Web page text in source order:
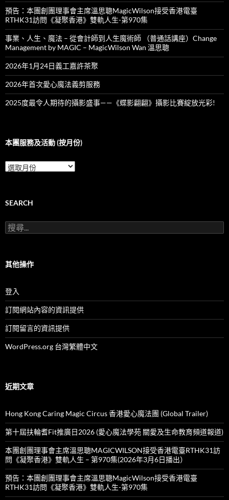
預告：本團創團理事會主席溫思聰MagicWilson接受香港電臺
RTHK31訪問《凝聚香港》雙軌人生-第970集
事業、人生、魔法 – 從會計師到人生魔術師 （普通話講座）Change
Management by MAGIC – MagicWilson Wan 溫思聰
2026年1月24日義工嘉許茶聚
2026年首次愛心魔法義剪服務
2025度最令人期待的攝影盛事——《蝶影翩翩》攝影比賽綻放光彩!
本團服務及活動 (按月份)
本
團
及
動
(按
SEARCH
搜
尋
字:
其他操作
登入
訂閱網站內容的資訊提供
訂閱留言的資訊提供
WordPress.org 台灣繁體中文
近期文章
Hong Kong Caring Magic Circus 香港愛心魔法團 (Global Trailer)
第十屆扶輪耆Fit推廣日2026 (愛心魔法學苑 關愛及生命教育頻道報道)
本團創團理事會主席溫思聰MAGICWILSON接受香港電臺RTHK31訪
問《凝聚香港》雙軌人生 – 第970集(2026年3月6日播出）
預告：本團創團理事會主席溫思聰MagicWilson接受香港電臺
RTHK31訪問《凝聚香港》雙軌人生-第970集